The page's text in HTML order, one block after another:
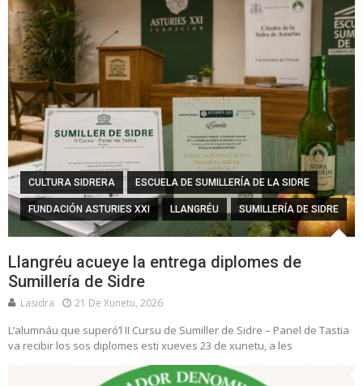
CULTURA SIDRERA ESCUELA DE SUMILLERÍA DE LA SIDRE
FUNDACIÓN ASTURIES XXI LLANGRÉU SUMILLERÍA DE SIDRE
Llangréu acueye la entrega diplomes de
Sumillería de Sidre
Lasidra 21 De Xunetu, 2026
L’alumnáu que superó’l II Cursu de Sumiller de Sidre – Panel de Tastia
va recibir los sos diplomes esti xueves 23 de xunetu, a les